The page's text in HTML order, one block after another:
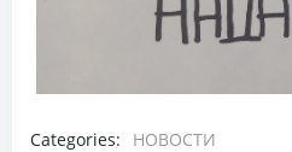
Categories:
НОВОСТИ